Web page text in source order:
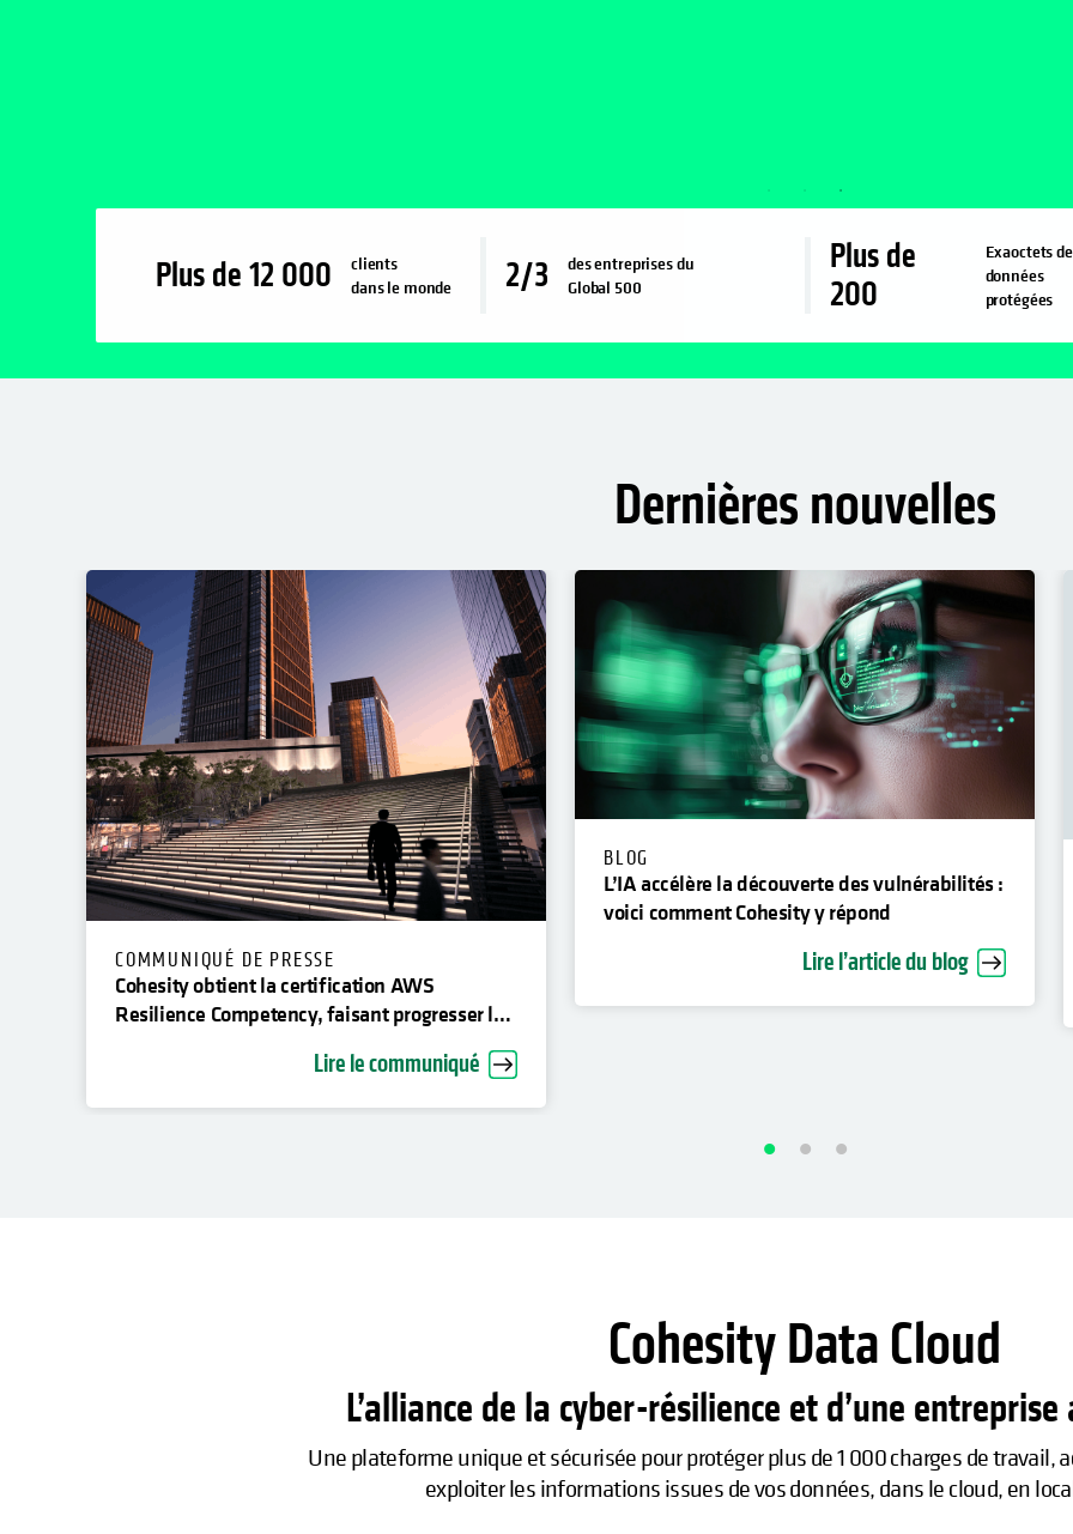
Plus de12 000
clients
dans le monde
2/3
des entreprises du
Global 500
Plus de
200
Exaoctets de
données
protégées
Dernières nouvelles
COMMUNIQUÉ DE PRESSE
Cohesity obtient la certification AWS
Resilience Competency, faisant progresser la
Lire le communiqué
BLOG
L’IA accélère la découverte des vulnérabilités :
voici comment Cohesity y répond
Lire l’article du blog
Cohesity Data Cloud
L’alliance de la cyber-résilience et d’une entreprise
Une plateforme unique et sécurisée pour protéger plus de 1 000 charges de travail,
exploiter les informations issues de vos données, dans le cloud, en